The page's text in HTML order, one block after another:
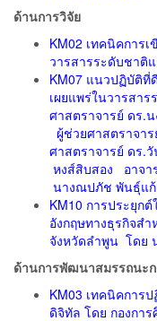
ด้านการวิจัย
KM02 เทคนิคการ
วารสารระดับชาติ
KM07 แนวปฏิบัติที่
เผยแพร่ในวารสา
ศาสตราจารย์ ดร.
ผู้ช่วยศาสตราจ
ศาสตราจารย์ ดร.
หงส์สิบสอง อาจ
นางณปภัช พันธุ์แ
KM10 การประยุก
อังกฤษทางธุรกิจส
จังหวัดลำพูน โดย
ด้านการพัฒนาสมรรถนะ
KM03 เทคนิคการ
ดิจิทัล โดย กองกา